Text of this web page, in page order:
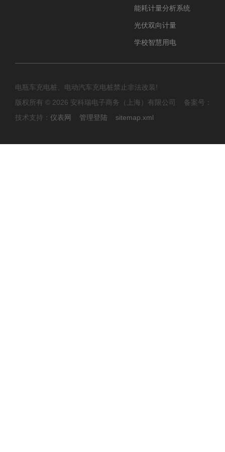
能耗计量分析系统
光伏双向计量
学校智慧用电
电瓶车充电桩、电动汽车充电桩禁止非法改装!
版权所有 © 2026 安科瑞电子商务（上海）有限公司 备案号：
技术支持： 仪表网 管理登陆 sitemap.xml